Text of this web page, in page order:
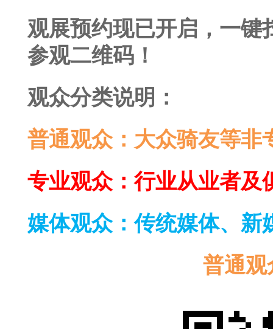
观展预约现已开启，一键
参观二维码！
观众分类说明：
普通观众：大众骑友等非
专业观众：行业从业者及
媒体观众：传统媒体、新
普通观